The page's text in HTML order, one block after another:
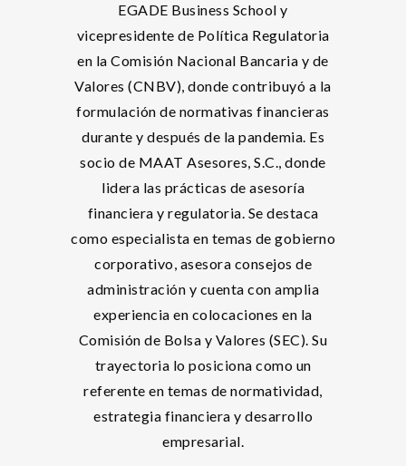
EGADE Business School y
vicepresidente de Política Regulatoria
en la Comisión Nacional Bancaria y de
Valores (CNBV), donde contribuyó a la
formulación de normativas financieras
durante y después de la pandemia. Es
socio de MAAT Asesores, S.C., donde
lidera las prácticas de asesoría
financiera y regulatoria. Se destaca
como especialista en temas de gobierno
corporativo, asesora consejos de
administración y cuenta con amplia
experiencia en colocaciones en la
Comisión de Bolsa y Valores (SEC). Su
trayectoria lo posiciona como un
referente en temas de normatividad,
estrategia financiera y desarrollo
empresarial.